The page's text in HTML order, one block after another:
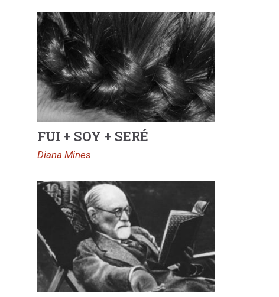
FUI + SOY + SERÉ
Diana Mines